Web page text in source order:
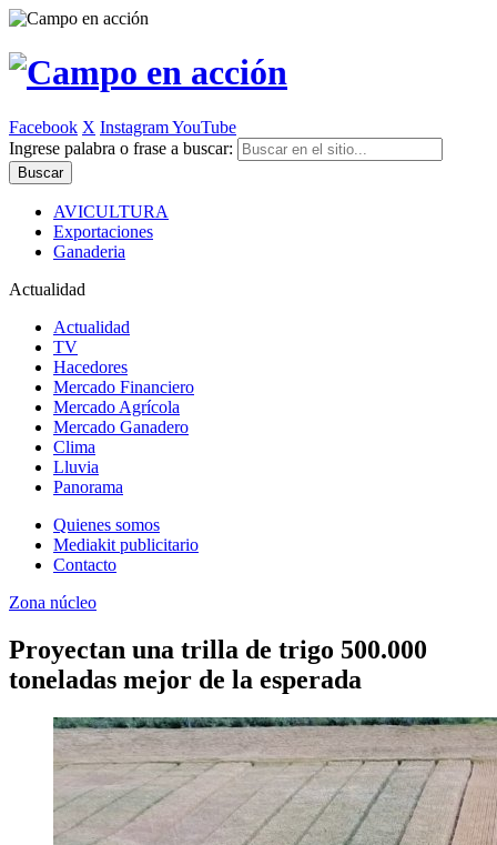
Facebook X InstagramYouTube
Ingrese palabra o frase a buscar:
AVICULTURA
Exportaciones
Ganaderia
Actualidad
Actualidad
TV
Hacedores
Mercado Financiero
Mercado Agrícola
Mercado Ganadero
Clima
Lluvia
Panorama
Quienes somos
Mediakit publicitario
Contacto
Zona núcleo
Proyectan una trilla de trigo 500.000
toneladas mejor de la esperada